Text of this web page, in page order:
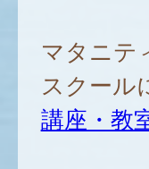
マタニテ
スクール
講座・教